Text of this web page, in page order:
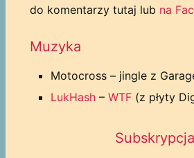
do komentarzy tutaj lub na
Muzyka
Motocross – jingle z
LukHash– WTF(z płyty
Subskrypcja